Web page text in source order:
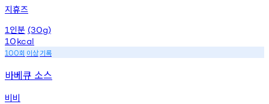
지휴즈
1 인분 (30g)
10kcal
100회 이상기록
바베큐 소스
비비